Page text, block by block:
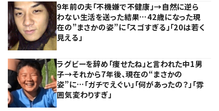
9年前の夫「不機嫌で不健康」→自然に逆ら
わない生活を送った結果…42歳になった現
在の”まさかの姿”に「スゴすぎる」「20は若く
見える」
ラグビーを辞め「痩せたね」と言われた中1男
子→それから7年後、現在の“まさかの
姿”に…「ガチでえぐい」「何があったの？」「雰
囲気変わりすぎ」